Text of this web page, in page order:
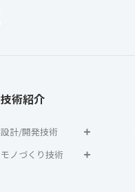
技術紹介
設計/開発技術
モノづくり技術